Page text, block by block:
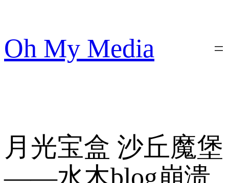
内
容
Oh My Media
月光宝盒 沙丘魔堡
——水木blog崩溃